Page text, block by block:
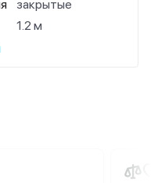
закрытые
1.2 м